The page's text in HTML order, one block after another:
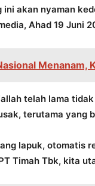
akan nyaman
Ahad 19 Juni
Menanam,
telah lama
terutama yang
lapuk, otomatis
Timah Tbk, kita